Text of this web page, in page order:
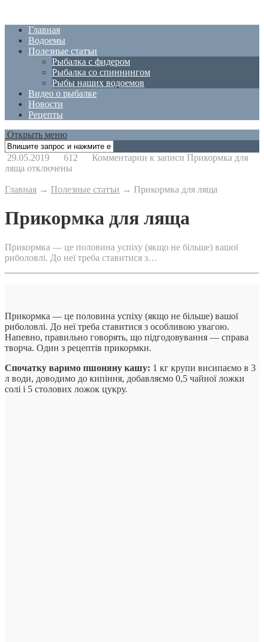
Главная
Водоемы
Полезные статъи
Рыбалка с фидером
Рыбалка со спиннингом
Рыбы наших водоемов
Видео о рыбалке
Новости
Рецепты
Открыть меню
29.05.2019 612 Комментарии к записи Прикормка для
ляща отключены
Главная → Полезные статъи → Прикормка для ляща
Прикормка для ляща
Прикормка — це половина успіху (якщо не більше) вашої
риболовлі. До неї треба ставитися з…
Прикормка — це половина успіху (якщо не більше) вашої
риболовлі. До неї треба ставитися з особливою увагою.
Напевно, правильно говорять, що підгодовування — справа
творча. Один з рецептів прикормки.
Спочатку варимо пшоняну кашу: 1 кг крупи висипаємо в 3
л води, доводимо до кипіння, добавляємо 0,5 чайної ложки
солі і 5 столових ложок цукру.